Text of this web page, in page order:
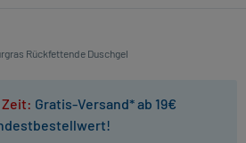
Rückfettende Duschgel
Gratis-Versand* ab 19€